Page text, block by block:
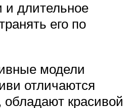
и длительное
его по
модели
отличаются
обладают красивой